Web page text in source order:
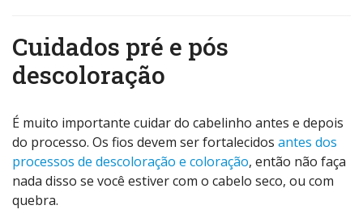
Cuidados pré e pós
descoloração
É muito importante cuidar do cabelinho antes e depois
do processo. Os fios devem ser fortalecidos antes dos
processos de descoloração e coloração, então não faça
nada disso se você estiver com o cabelo seco, ou com
quebra.